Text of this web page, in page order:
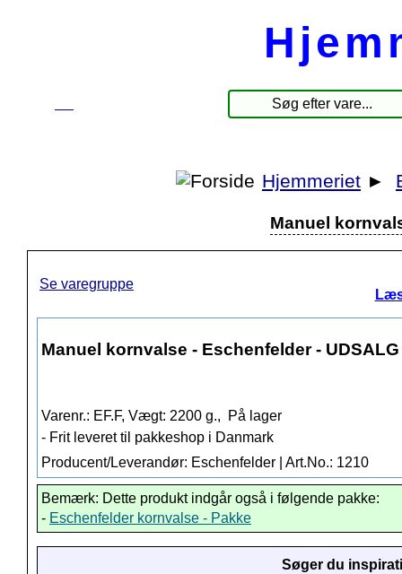
Hjemmeriet ►
Manuel
Se varegruppe
Manuel kornvalse - Eschenfelder - UDSALG
Varenr.: EF.F, Vægt: 2200 g.,
På lager
- Frit leveret til pakkeshop i Danmark
Producent/Leverandør: Eschenfelder | Art.No.: 1210
Bemærk: Dette produkt indgår også i følgende pakke:
- Eschenfelder kornvalse - Pakke
Søger du